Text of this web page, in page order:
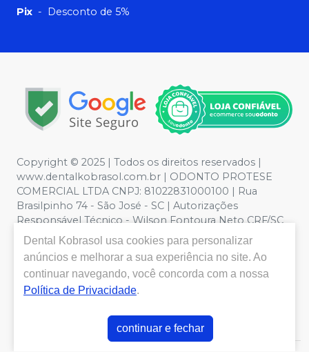
Pix - Desconto de 5%
Copyright © 2025 | Todos os direitos reservados |
www.dentalkobrasol.com.br | ODONTO PROTESE
COMERCIAL LTDA CNPJ: 81022831000100 | Rua
Brasilpinho 74 - São José - SC | Autorizações
Responsável Técnico - Wilson Fontoura Neto CRF/SC
12450 | Política de Privacidade e Segurança - Fotos
meramente ilustrativas - Os preços e condições da loja
virtual estão sujeitos a alterações. Em caso de
divergência de preços no site, o valor válido é o do
Carrinho de Compra. Não vendemos por atacado, por
de grandes volumes pelo site.
Dental Kobrasol usa cookies para personalizar
anúncios e melhorar a sua experiência no site. Ao
continuar navegando, você concorda com a nossa
Política de Privacidade.
continuar e fechar